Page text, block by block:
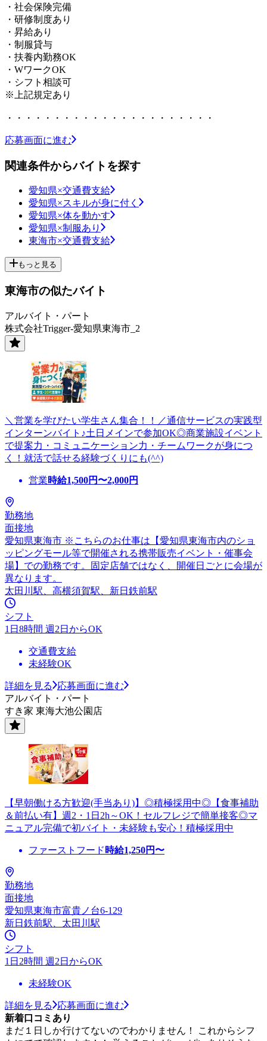
・社会保険完備
・研修制度あり
・昇給あり
・制服貸与
・扶養内勤務OK
・WワークOK
・シフト相談可
※上記規定あり
・・・・・・・・・・・・・・・・・・・・・・
応募画面に進む
関連条件からバイトを探す
愛知県×交通費支給
愛知県×スキルが身に付く
愛知県×体を動かす
愛知県×制服あり
東海市×交通費支給
もっと見る
東海市の似たバイト
アルバイト・パート
株式会社Trigger-愛知県東海市_2
＼営業を学びたい学生さん集合！！／通信サービスの実践型
インターンバイト♪土日メインで参加OK◎商業施設イベント
で提案力・コミュニケーション力・チームワークが身につ
く！就活で話せる経験づくりにも(^^)
営業時給1,500円〜2,000円
勤務地
面接地
愛知県東海市 ※こちらのお仕事は【愛知県東海市内のショ
ッピングモール等で開催される携帯販売イベント・催事会
場】での勤務です。固定店舗ではなく、開催日ごとに会場が
異なります。
太田川駅、高横須賀駅、新日鉄前駅
シフト
1日8時間 週2日からOK
交通費支給
未経験OK
詳細を見る
応募画面に進む
アルバイト・パート
すき家 東海大池公園店
【早朝働ける方歓迎(手当あり)】◎積極採用中◎【食事補助
＆前払い有】週2・1日2h～OK！セルフレジで簡単接客◎マ
ニュアル完備で初バイト・未経験も安心！積極採用中
ファーストフード 時給1,250円〜
勤務地
面接地
愛知県東海市富貴ノ台6-129
新日鉄前駅、太田川駅
シフト
1日2時間 週2日からOK
未経験OK
詳細を見る
応募画面に進む
新着口コミあり
まだ１日しか行けてないのでわかりません！ これからシフ